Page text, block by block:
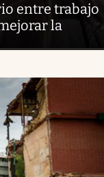
entre trabajo
la